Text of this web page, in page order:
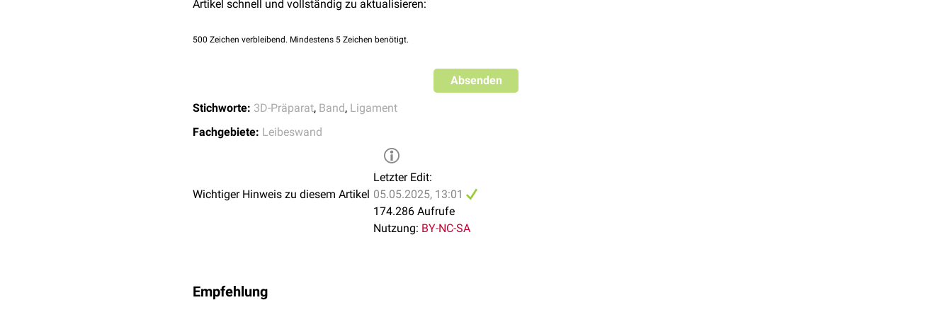
Artikel schnell und vollständig zu aktualisieren:
500 Zeichen verbleibend. Mindestens 5 Zeichen benötigt.
Absenden
Stichworte: 3D-Präparat, Band, Ligament
Fachgebiete: Leibeswand
Wichtiger Hinweis zu diesem Artikel
Letzter Edit:
05.05.2025, 13:01
174.286 Aufrufe
Nutzung: BY-NC-SA
Empfehlung